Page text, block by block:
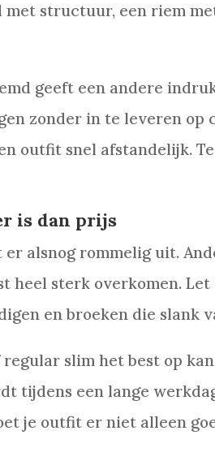
met structuur, een riem
geeft een andere
zonder in te leveren op
outfit snel afstandelijk.
is dan prijs
alsnog rommelig uit.
heel sterk overkomen. Let
en broeken die slank
slim het best op
tijdens een lange
je outfit er niet alleen